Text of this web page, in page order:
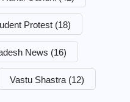
Protest (18)
News (16)
Vastu Shastra (12)